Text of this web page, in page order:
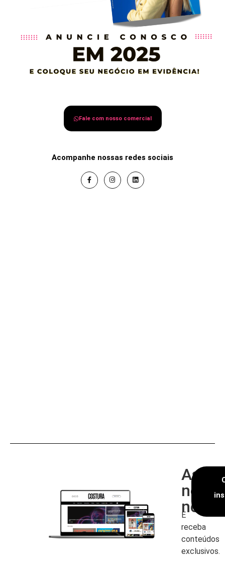
Fale com nosso comercial
Acompanhe nossas redes sociais
nossa
E
receba
conteúdos
exclusivos.